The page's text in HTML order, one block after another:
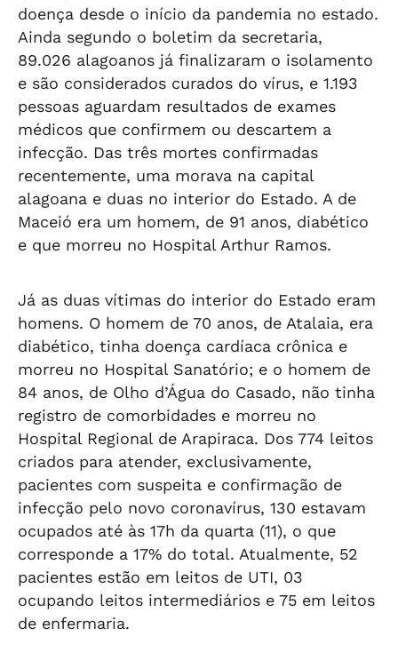
doença desde o início da pandemia no estado.
Ainda segundo o boletim da secretaria,
89.026 alagoanos já finalizaram o isolamento
e são considerados curados do vírus, e 1.193
pessoas aguardam resultados de exames
médicos que confirmem ou descartem a
infecção. Das três mortes confirmadas
recentemente, uma morava na capital
alagoana e duas no interior do Estado. A de
Maceió era um homem, de 91 anos, diabético
e que morreu no Hospital Arthur Ramos.
Já as duas vítimas do interior do Estado eram
homens. O homem de 70 anos, de Atalaia, era
diabético, tinha doença cardíaca crônica e
morreu no Hospital Sanatório; e o homem de
84 anos, de Olho d’Água do Casado, não tinha
registro de comorbidades e morreu no
Hospital Regional de Arapiraca. Dos 774 leitos
criados para atender, exclusivamente,
pacientes com suspeita e confirmação de
infecção pelo novo coronavírus, 130 estavam
ocupados até às 17h da quarta (11), o que
corresponde a 17% do total. Atualmente, 52
pacientes estão em leitos de UTI, 03
ocupando leitos intermediários e 75 em leitos
de enfermaria.